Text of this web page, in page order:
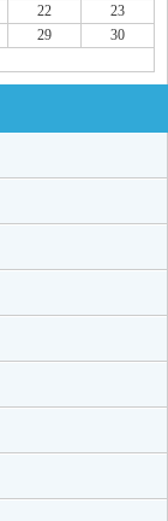
22
23
29
30